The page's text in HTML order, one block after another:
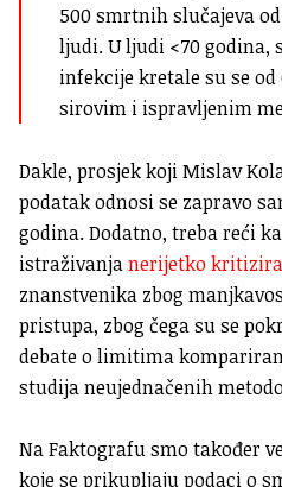
500 smrtnih slučajeva
ljudi. U ljudi <70 godina,
infekcije kretale su se od
sirovim i ispravljenim
Dakle, prosjek koji Mislav
podatak odnosi se zapravo
godina. Dodatno, treba reći
istraživanjanerijetko
znanstvenika zbog
pristupa, zbog čega su se
debate o limitima
studija neujednačenih
Na Faktografu smo također
koje se prikupljaju podaci o